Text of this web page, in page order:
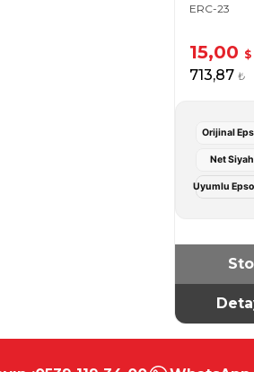
ERC-23
15,00 $
713,87 ₺
Orijinal
Net Siyah
Uyumlu